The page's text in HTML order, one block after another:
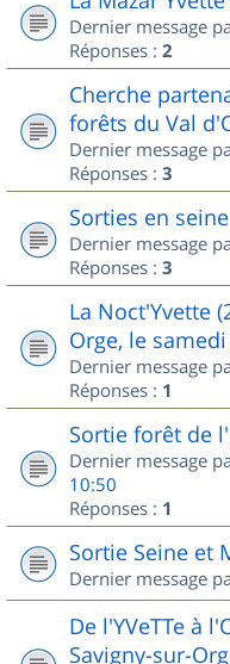
Dernier message
Réponses : 2
Cherche
forêts du Val
Dernier message
Réponses : 3
Sorties en
Dernier message
Réponses : 3
La Noct'Yvette
Orge, le
Dernier message
Réponses : 1
Sortie forêt de
Dernier message
10:50
Réponses : 1
Sortie Seine et
Dernier message
De l'YVeTTe à
Savigny-sur-